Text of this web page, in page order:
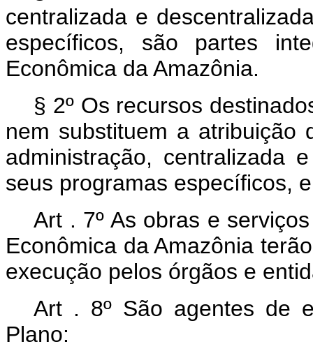
centralizada e
específicos, são partes
Econômica da Amazônia.
§ 2º Os recursos
nem substituem a atribuição
administração, centralizada
seus programas específicos,
Art . 7º As obras e
Econômica da Amazônia
execução pelos órgãos e
Art . 8º São agentes de
Plano: